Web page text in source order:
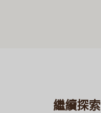
繼續探索